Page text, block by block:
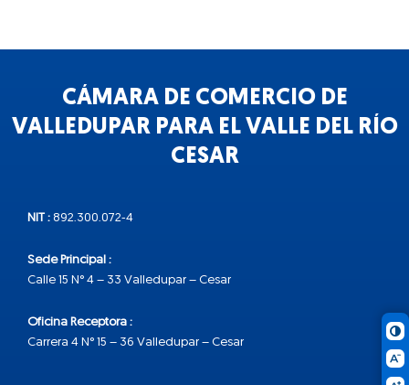
CÁMARA DE COMERCIO DE
VALLEDUPAR PARA EL VALLE DEL RÍO
CESAR
NIT : 892.300.072-4
Sede Principal :
Calle 15 N° 4 – 33 Valledupar – Cesar
Oficina Receptora :
Carrera 4 N° 15 – 36 Valledupar – Cesar